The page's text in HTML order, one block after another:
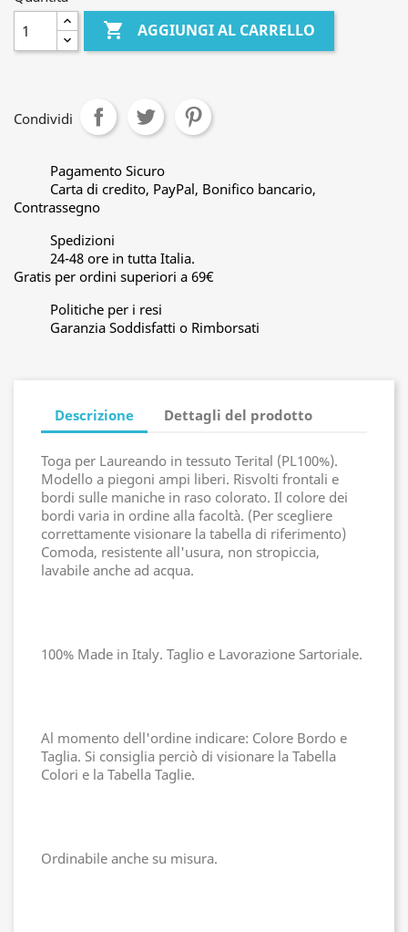
 AGGIUNGI AL CARRELLO
Condividi
Pagamento Sicuro
Carta di credito, PayPal, Bonifico bancario,
Contrassegno
Spedizioni
24-48 ore in tutta Italia.
Gratis per ordini superiori a 69€
Politiche per i resi
Garanzia Soddisfatti o Rimborsati
Descrizione Dettagli del prodotto
Toga per Laureando in tessuto Terital (PL100%).
Modello a piegoni ampi liberi. Risvolti frontali e
bordi sulle maniche in raso colorato. Il colore dei
bordi varia in ordine alla facoltà. (Per scegliere
correttamente visionare la tabella di riferimento)
Comoda, resistente all'usura, non stropiccia,
lavabile anche ad acqua.
100% Made in Italy. Taglio e Lavorazione Sartoriale.
Al momento dell'ordine indicare: Colore Bordo e
Taglia. Si consiglia perciò di visionare la Tabella
Colori e la Tabella Taglie.
Ordinabile anche su misura.